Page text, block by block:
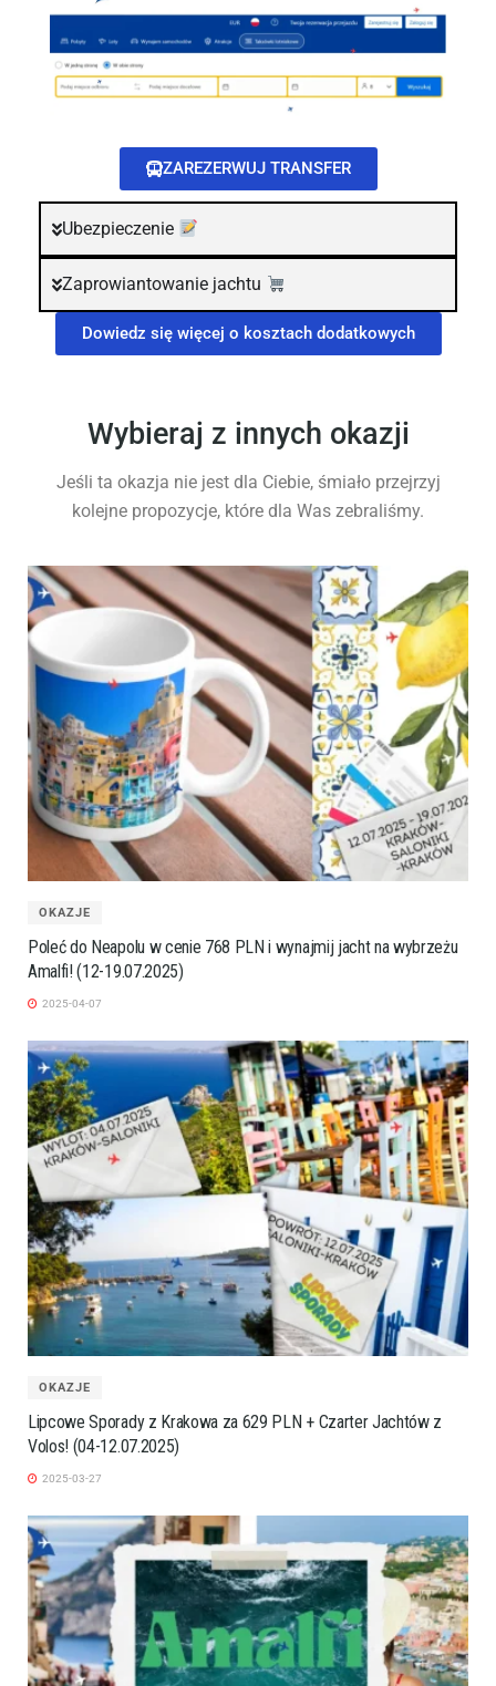
ZAREZERWUJ TRANSFER
Ubezpieczenie
Zaprowiantowanie jachtu
Dowiedz się więcej o kosztach dodatkowych
Wybieraj z innych okazji
Jeśli ta okazja nie jest dla Ciebie, śmiało przejrzyj
kolejne propozycje, które dla Was zebraliśmy.
OKAZJE
Poleć do Neapolu w cenie 768 PLN i wynajmij jacht na wybrzeżu
Amalfi! (12-19.07.2025)
2025-04-07
OKAZJE
Lipcowe Sporady z Krakowa za 629 PLN + Czarter Jachtów z
Volos! (04-12.07.2025)
2025-03-27